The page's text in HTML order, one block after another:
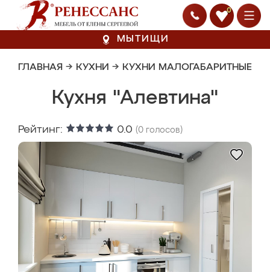
0
МЫТИЩИ
ГЛАВНАЯ → КУХНИ → КУХНИ МАЛОГАБАРИТНЫЕ
Кухня "Алевтина"
Рейтинг: 0.0 (0 голосов)